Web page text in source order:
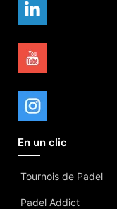
En un clic
Tournois de Padel
Padel Addict